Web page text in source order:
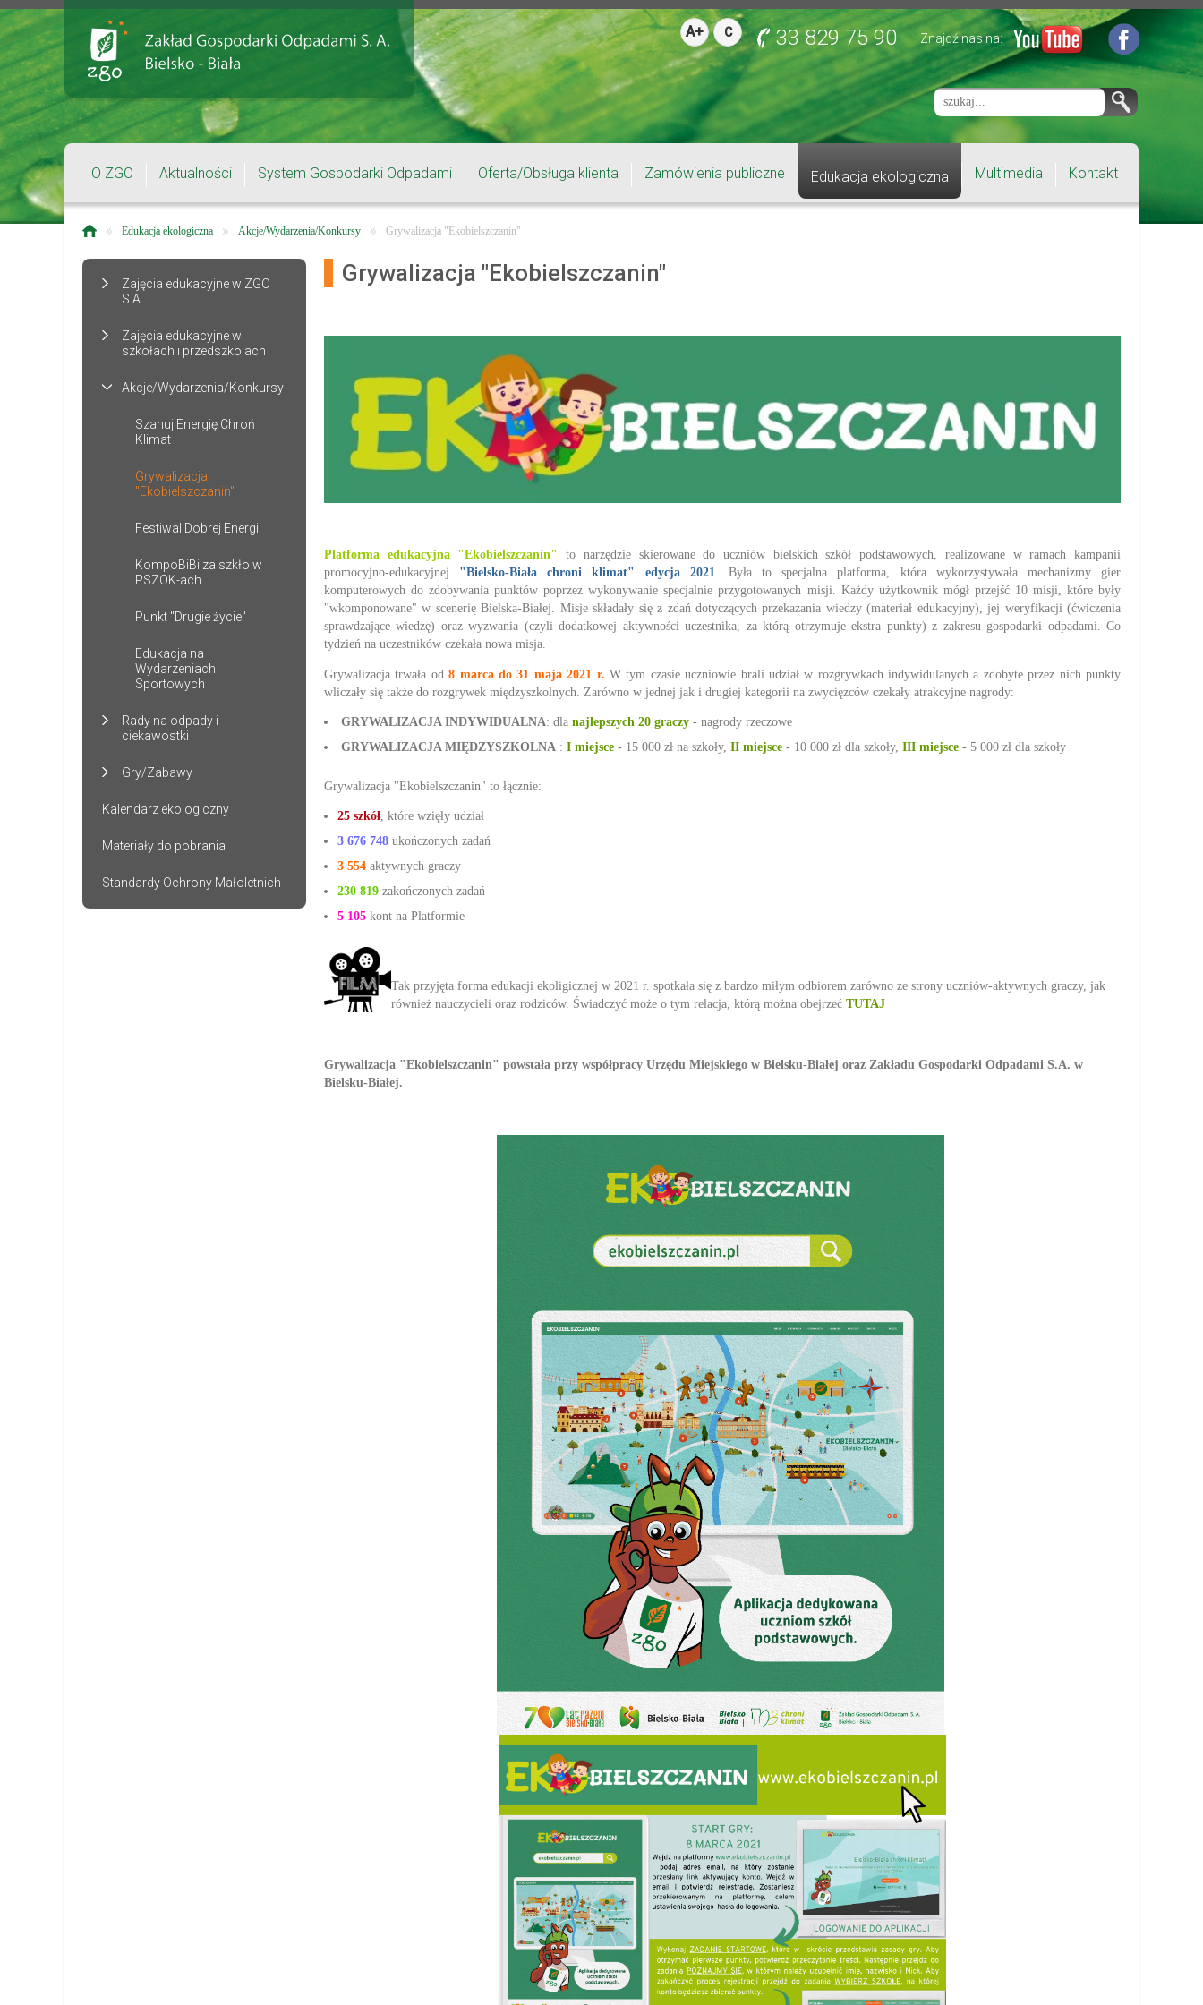
A+ C 33 829 75 90 Znajdź nas na:
O ZGO Aktualności System Gospodarki Odpadami Oferta/Obsługa klienta Zamówienia publiczne Edukacja ekologiczna Multimedia Kontakt
» Edukacja ekologiczna » Akcje/Wydarzenia/Konkursy » Grywalizacja "Ekobielszczanin"
Zajęcia edukacyjne w ZGO
S.A.
Zajęcia edukacyjne w
szkołach i przedszkolach
Akcje/Wydarzenia/Konkursy
Szanuj Energię Chroń
Klimat
Grywalizacja
"Ekobielszczanin"
Festiwal Dobrej Energii
KompoBiBi za szkło w
PSZOK-ach
Punkt "Drugie życie"
Edukacja na
Wydarzeniach
Sportowych
Rady na odpady i
ciekawostki
Gry/Zabawy
Kalendarz ekologiczny
Materiały do pobrania
Standardy Ochrony Małoletnich
Grywalizacja "Ekobielszczanin"
Platforma edukacyjna "Ekobielszczanin" to narzędzie skierowane do uczniów bielskich szkół podstawowych, realizowane w ramach kampanii
promocyjno-edukacyjnej "Bielsko-Biała chroni klimat" edycja 2021. Była to specjalna platforma, która wykorzystywała mechanizmy gier
komputerowych do zdobywania punktów poprzez wykonywanie specjalnie przygotowanych misji. Każdy użytkownik mógł przejść 10 misji, które były
"wkomponowane" w scenerię Bielska-Białej. Misje składały się z zdań dotyczących przekazania wiedzy (materiał edukacyjny), jej weryfikacji (ćwiczenia
sprawdzające wiedzę) oraz wyzwania (czyli dodatkowej aktywności uczestnika, za którą otrzymuje ekstra punkty) z zakresu gospodarki odpadami. Co
tydzień na uczestników czekała nowa misja.
Grywalizacja trwała od8 marca do 31 maja 2021 r. W tym czasie uczniowie brali udział w rozgrywkach indywidulanych a zdobyte przez nich punkty
wliczały się także do rozgrywek międzyszkolnych. Zarówno w jednej jak i drugiej kategorii na zwycięzców czekały atrakcyjne nagrody:
GRYWALIZACJA INDYWIDUALNA: dla najlepszych 20 graczy - nagrody rzeczowe
GRYWALIZACJA MIĘDZYSZKOLNA : I miejsce - 15 000 zł na szkoły, II miejsce - 10 000 zł dla szkoły, III miejsce - 5 000 zł dla szkoły
Grywalizacja "Ekobielszczanin" to łącznie:
25 szkół, które wzięły udział
3 676 748 ukończonych zadań
3 554 aktywnych graczy
230 819 zakończonych zadań
5 105 kont na Platformie
Tak przyjęta forma edukacji ekoligicznej w 2021 r. spotkała się z bardzo miłym odbiorem zarówno ze strony uczniów-aktywnych graczy, jak
również nauczycieli oraz rodziców. Świadczyć może o tym relacja, którą można obejrzeć TUTAJ
Grywalizacja "Ekobielszczanin" powstała przy współpracy Urzędu Miejskiego w Bielsku-Białej oraz Zakładu Gospodarki Odpadami S.A. w
Bielsku-Białej.